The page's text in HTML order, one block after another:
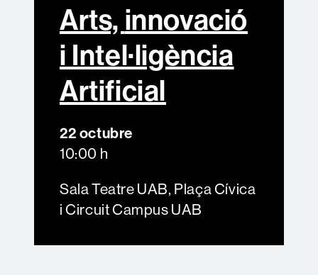
Arts, innovació
i Intel·ligència
Artificial
22 octubre
10:00 h
Sala Teatre UAB, Plaça Cívica
i Circuit Campus UAB